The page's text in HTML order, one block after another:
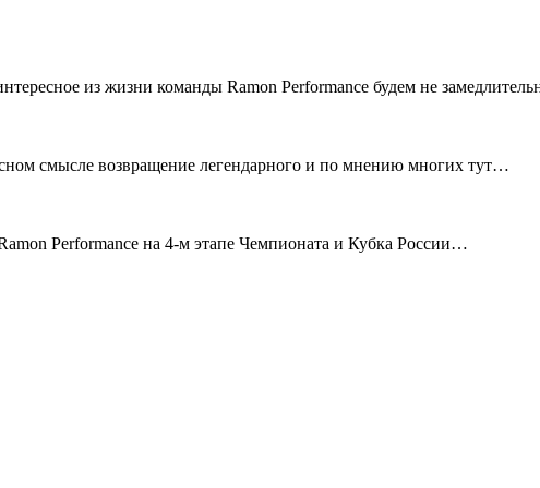
из жизни команды Ramon Performance будем не
смысле возвращение легендарного и по мнению многих тут…
Performance на 4-м этапе Чемпионата и Кубка России…